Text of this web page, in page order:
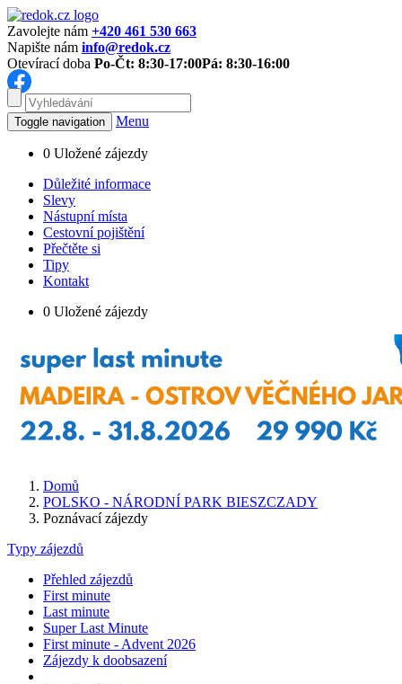
Zavolejte nám +420 461 530 663
Napište nám info@redok.cz
Otevírací doba Po-Čt: 8:30-17:00Pá: 8:30-16:00
Toggle navigation Menu
0 Uložené zájezdy
Důležité informace
Slevy
Nástupní místa
Cestovní pojištění
Přečtěte si
Tipy
Kontakt
0 Uložené zájezdy
Domů
POLSKO - NÁRODNÍ PARK BIESZCZADY
Poznávací zájezdy
Typy zájezdů
Přehled zájezdů
First minute
Last minute
Super Last Minute
First minute - Advent 2026
Zájezdy k doobsazení